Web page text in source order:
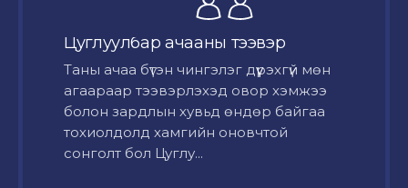
Цуглуулбар ачааны тээвэр
Таны ачаа бүтэн чингэлэг дүүрэхгүй мөн
агаараар тээвэрлэхэд овор хэмжээ
болон зардлын хувьд өндөр байгаа
тохиолдолд хамгийн оновчтой
сонголт бол Цуглу...